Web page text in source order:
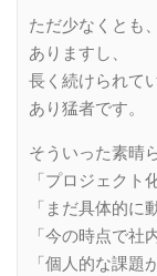
ただ少なくとも
ありますし、
長く続けられて
あり猛者です。
そういった素晴
「プロジェクト
「まだ具体的に
「今の時点で社
「個人的な課題